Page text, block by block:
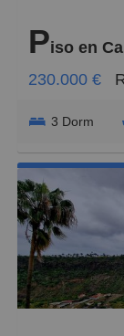
Piso en
230.000 €
3 Dorm